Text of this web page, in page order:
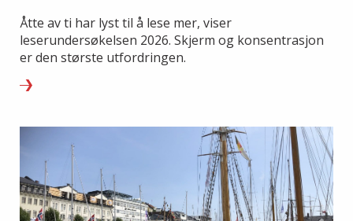
Åtte av ti har lyst til å lese mer, viser
leserundersøkelsen 2026. Skjerm og konsentrasjon
er den største utfordringen.